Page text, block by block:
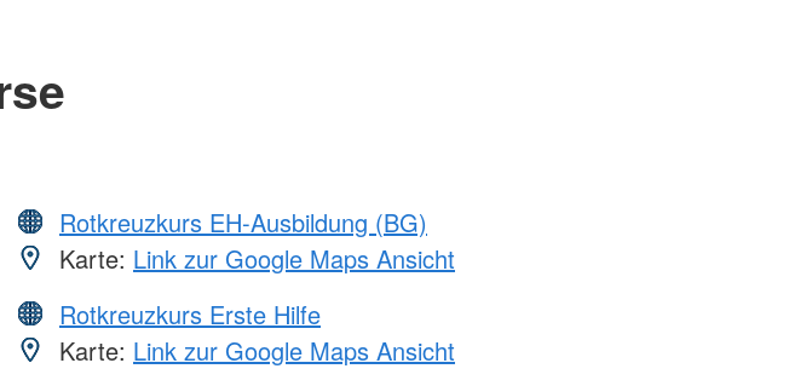
Rotkreuzkurs EH-Ausbildung (BG)
Karte: Link zur Google Maps Ansicht
Rotkreuzkurs Erste Hilfe
Karte: Link zur Google Maps Ansicht